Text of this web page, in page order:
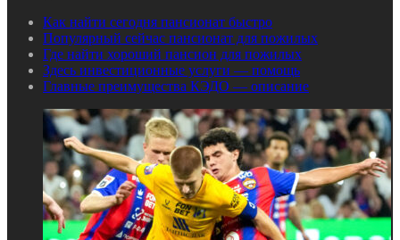
Как найти сегодня пансионат быстро
Популярный сейчас пансионат для пожилых
Где найти хороший пансион для пожилых
Здесь инвестиционные услуги — помощь
Главные преимущества КЭДО — описание